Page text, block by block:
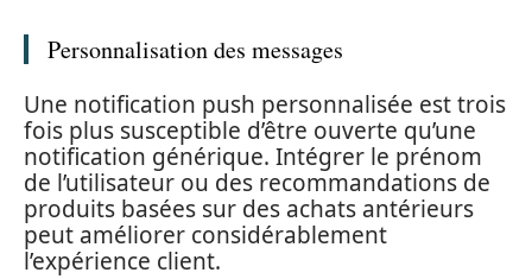
Personnalisation des messages
Une notification push personnalisée est trois
fois plus susceptible d’être ouverte qu’une
notification générique. Intégrer le prénom
de l’utilisateur ou des recommandations de
produits basées sur des achats antérieurs
peut améliorer considérablement
l’expérience client.